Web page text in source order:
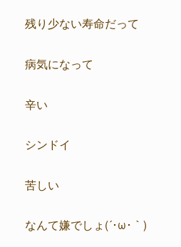
残り少ない寿命だって
病気になって
辛い
シンドイ
苦しい
なんて嫌でしょ(´･ω･｀)